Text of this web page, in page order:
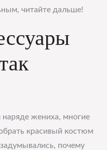
читайте дальше!
наряде жениха, многие
красивый костюм
почему